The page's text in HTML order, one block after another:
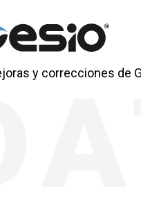
y correcciones de